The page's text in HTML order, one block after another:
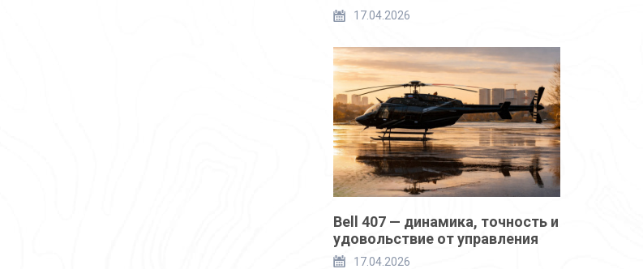
17.04.2026
Bell 407 — динамика, точность и
удовольствие от управления
17.04.2026